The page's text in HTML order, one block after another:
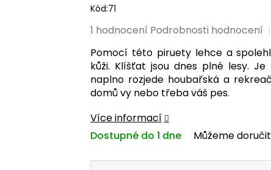
Pomocí této piruety lehce a
kůži. Klíšťat jsou dnes plné lesy.
naplno rozjede houbařská a
domů vy nebo třeba váš pes.
Více informací
Můžeme
Dostupné do 1 dne
Kód:71
Průměrné
produktu
je
5,0
z
hvězdiček.
1 hodnocení Podrobnosti hodnocení